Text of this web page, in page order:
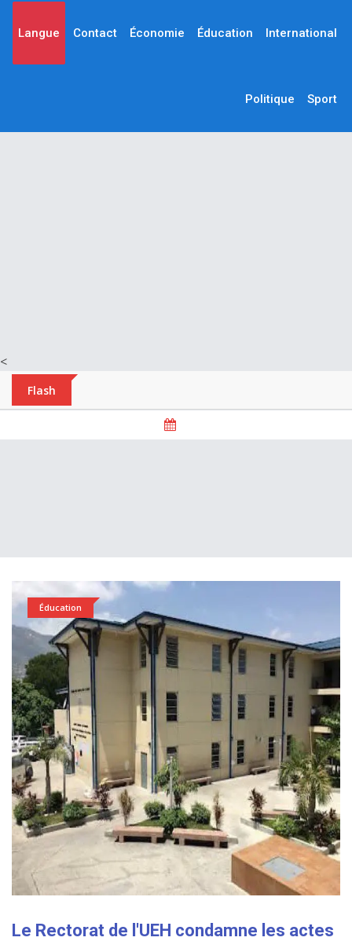
<
Langue Contact Économie Éducation International
Politique Sport
Flash
Éducation
Le Rectorat de l'UEH condamne les actes